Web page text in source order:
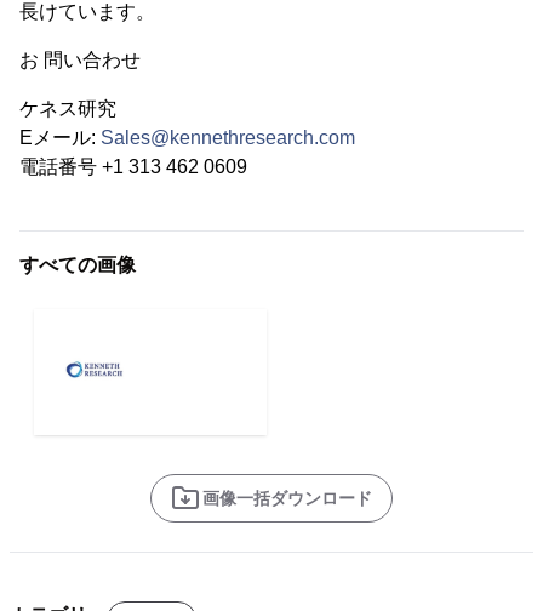
長けています。
お 問い合わせ
ケネス研究
Eメール: Sales@kennethresearch.com
電話番号 +1 313 462 0609
すべての画像
画像一括ダウンロード